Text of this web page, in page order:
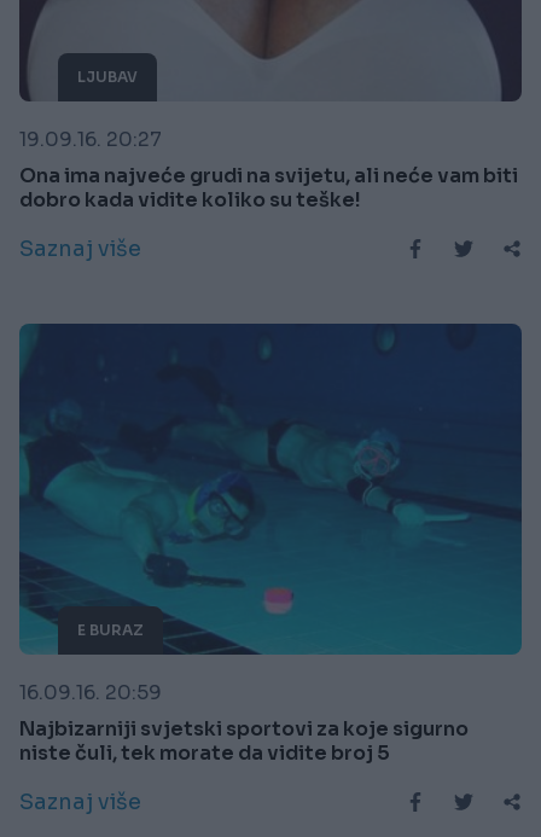
LJUBAV
19.09.16. 20:27
Ona ima najveće grudi na svijetu, ali neće vam biti
dobro kada vidite koliko su teške!
Saznaj više
E BURAZ
16.09.16. 20:59
Najbizarniji svjetski sportovi za koje sigurno
niste čuli, tek morate da vidite broj 5
Saznaj više